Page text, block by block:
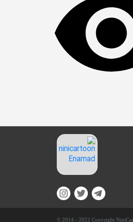
© 2014 - 2022 Copyright